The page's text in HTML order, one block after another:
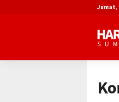
Jumat,